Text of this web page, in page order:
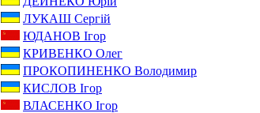
ЛУКАШ Сергій
ЮДАНОВ Ігор
КРИВЕНКО Олег
ПРОКОПИНЕНКО Володимир
КИСЛОВ Ігор
ВЛАСЕНКО Ігор